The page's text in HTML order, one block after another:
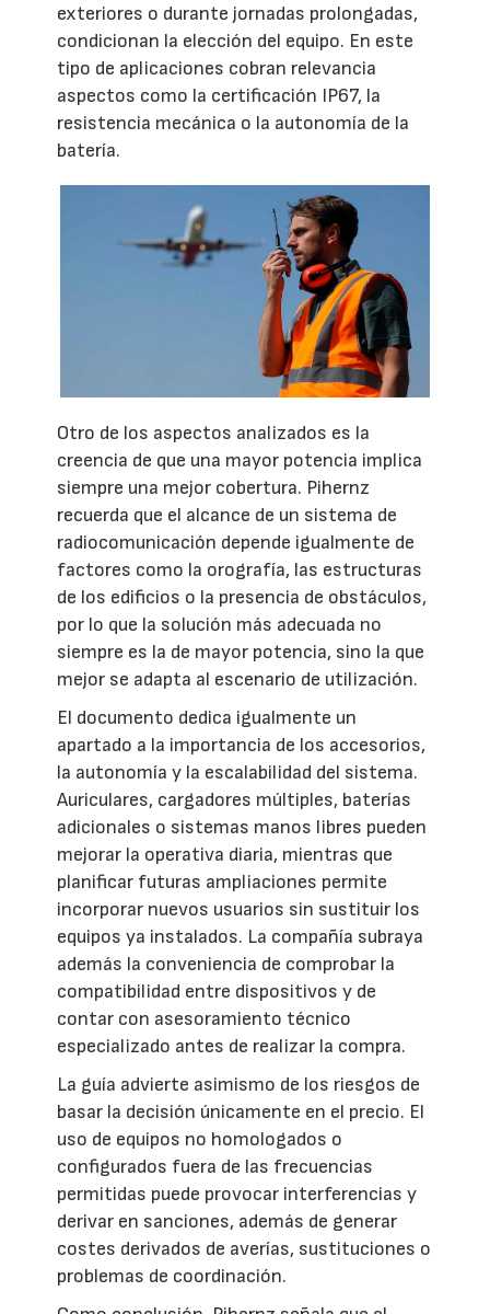
exteriores o durante jornadas prolongadas,
condicionan la elección del equipo. En este
tipo de aplicaciones cobran relevancia
aspectos como la certificación IP67, la
resistencia mecánica o la autonomía de la
batería.
Otro de los aspectos analizados es la
creencia de que una mayor potencia implica
siempre una mejor cobertura. Pihernz
recuerda que el alcance de un sistema de
radiocomunicación depende igualmente de
factores como la orografía, las estructuras
de los edificios o la presencia de obstáculos,
por lo que la solución más adecuada no
siempre es la de mayor potencia, sino la que
mejor se adapta al escenario de utilización.
El documento dedica igualmente un
apartado a la importancia de los accesorios,
la autonomía y la escalabilidad del sistema.
Auriculares, cargadores múltiples, baterías
adicionales o sistemas manos libres pueden
mejorar la operativa diaria, mientras que
planificar futuras ampliaciones permite
incorporar nuevos usuarios sin sustituir los
equipos ya instalados. La compañía subraya
además la conveniencia de comprobar la
compatibilidad entre dispositivos y de
contar con asesoramiento técnico
especializado antes de realizar la compra.
La guía advierte asimismo de los riesgos de
basar la decisión únicamente en el precio. El
uso de equipos no homologados o
configurados fuera de las frecuencias
permitidas puede provocar interferencias y
derivar en sanciones, además de generar
costes derivados de averías, sustituciones o
problemas de coordinación.